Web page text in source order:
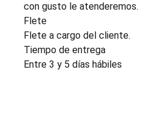
con gusto le atenderemos.
Flete
Flete a cargo del cliente.
Tiempo de entrega
Entre 3 y 5 días hábiles